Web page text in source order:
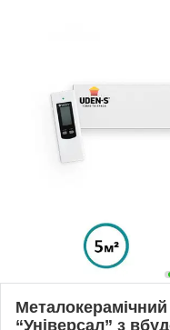
Металокерамічний
“Універсал” з